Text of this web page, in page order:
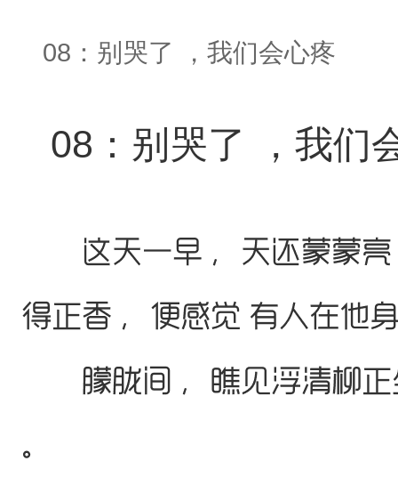
08：别哭了 ，我们会心疼
08：别哭了 ，我们